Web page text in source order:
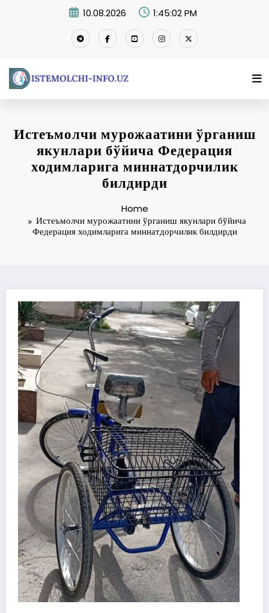
10.08.2026 1:45:03 PM
Истеъмолчи мурожаатини ўрганиш
якунлари бўйича Федерация
ходимларига миннатдорчилик
билдирди
Home
Истеъмолчи мурожаатини ўрганиш якунлари бўйича
Федерация ходимларига миннатдорчилик билдирди